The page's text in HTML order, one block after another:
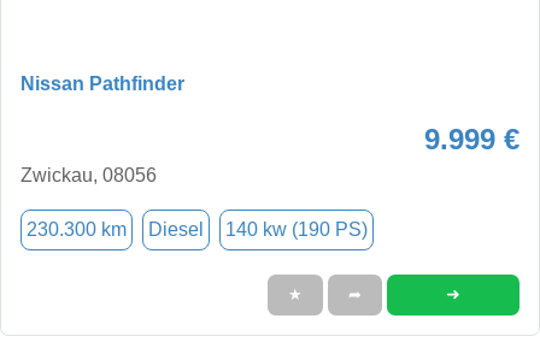
Nissan Pathfinder
9.999 €
Zwickau, 08056
230.300 km Diesel 140 kw (190 PS)
★ ➦ ➜